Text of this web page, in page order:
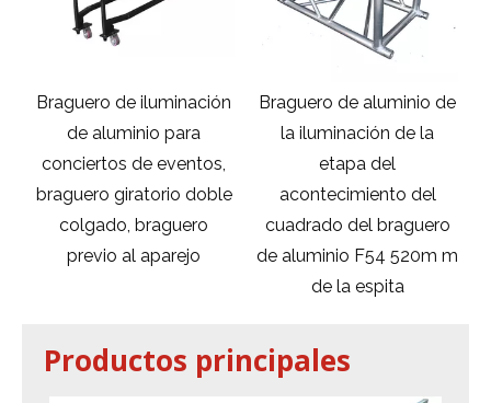
Braguero de iluminación
de aluminio para
conciertos de eventos,
braguero giratorio doble
colgado, braguero
previo al aparejo
Braguero de aluminio de
la iluminación de la
etapa del
acontecimiento del
cuadrado del braguero
de aluminio F54 520m m
de la espita
Productos principales